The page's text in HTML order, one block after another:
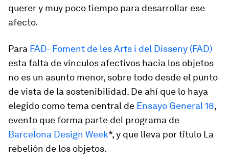
querery muy poco tiempo para desarrollar ese
afecto.
Para FAD- Foment de les Arts i del Disseny (FAD)
esta falta de vínculos afectivos hacia los objetos
no es un asunto menor, sobre todo desde el punto
de vista de la sostenibilidad. De ahí que lo haya
elegido como tema central de Ensayo General 18,
evento que forma parte del programa de
Barcelona Design Week*, y que lleva por título La
rebelión de los objetos.